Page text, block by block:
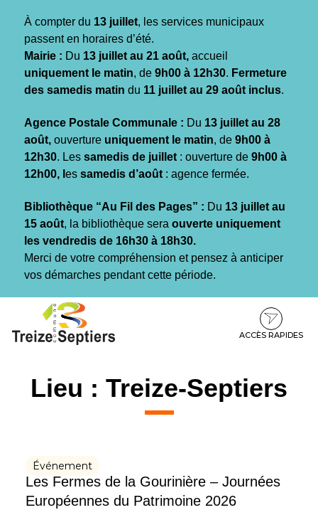
À compter du 13 juillet, les services municipaux
passent en horaires d’été.
Mairie : Du 13 juillet au 21 août, accueil
uniquement le matin, de 9h00 à 12h30. Fermeture
des samedis matin du 11 juillet au 29 août inclus.
Agence Postale Communale : Du 13 juillet au 28
août, ouverture uniquement le matin, de 9h00 à
12h30. Les samedis de juillet : ouverture de 9h00 à
12h00, l es samedis d’août : agence fermée.
Bibliothèque “Au Fil des Pages” : Du 13 juillet au
15 août, la bibliothèque sera ouverte uniquement
les vendredis de 16h30 à 18h30.
Merci de votre compréhension et pensez à anticiper
vos démarches pendant cette période.
contenu
pied
ACCÈS RAPIDES
Lieu : Treize-Septiers
Événement
Les Fermes de la Gourinière – Journées
Européennes du Patrimoine 2026